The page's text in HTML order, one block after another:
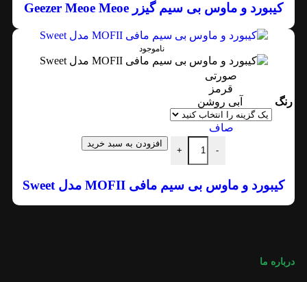
کیبورد و ماوس بی سیم گیزر Geezer Meoe Meoe
ناموجود
رنگ
صورتی
قرمز
آبی روشن
صاف
-
+
افزودن به سبد خرید
کیبورد و ماوس بی سیم مافی MOFII مدل Sweet
درباره ما